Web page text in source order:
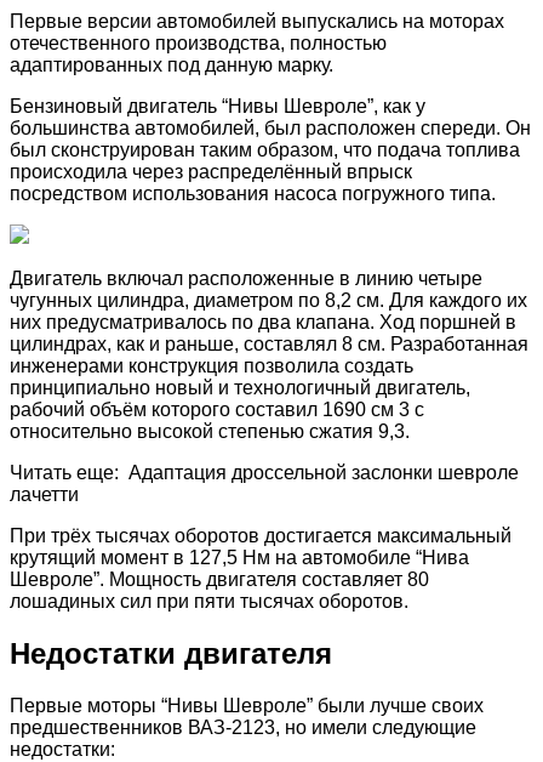
Первые версии автомобилей выпускались на моторах
отечественного производства, полностью
адаптированных под данную марку.
Бензиновый двигатель “Нивы Шевроле”, как у
большинства автомобилей, был расположен спереди. Он
был сконструирован таким образом, что подача топлива
происходила через распределённый впрыск
посредством использования насоса погружного типа.
Двигатель включал расположенные в линию четыре
чугунных цилиндра, диаметром по 8,2 см. Для каждого их
них предусматривалось по два клапана. Ход поршней в
цилиндрах, как и раньше, составлял 8 см. Разработанная
инженерами конструкция позволила создать
принципиально новый и технологичный двигатель,
рабочий объём которого составил 1690 см 3 с
относительно высокой степенью сжатия 9,3.
Читать еще: Адаптация дроссельной заслонки шевроле
лачетти
При трёх тысячах оборотов достигается максимальный
крутящий момент в 127,5 Нм на автомобиле “Нива
Шевроле”. Мощность двигателя составляет 80
лошадиных сил при пяти тысячах оборотов.
Недостатки двигателя
Первые моторы “Нивы Шевроле” были лучше своих
предшественников ВАЗ-2123, но имели следующие
недостатки: